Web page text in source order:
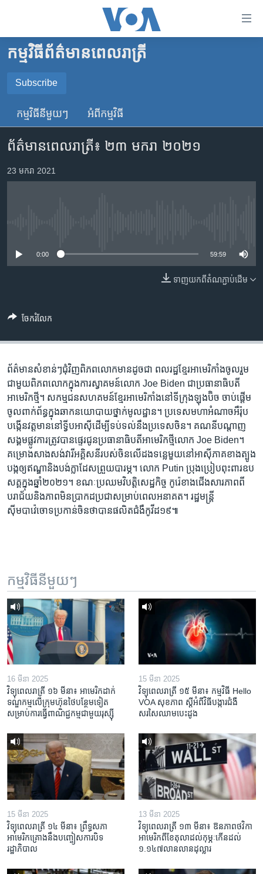
គេហទំព័រ​
ទាក់ទង
រំលង​
ទំព័រ​
ព័ត៌មាន​​
តែ​
ម្តង
រចនា
ចូល​
ទំព័រ​
ស្វែង​
កម្ពុជា
អន្តរជាតិ
ចិន
ហេឡូវីអូអេ
កម្ពុជាច្នៃប្រតិដ្ឋ
កម្មវិធីទាំងអស់
បណ្តាញ​សង្គម
ភាសា
កម្មវិធី​ព័ត៌មាន​ពេលរាត្រី
Subscribe
SUBSCRIBE
YouTube Music
កម្មវិធី​នីមួយៗ អំពី​កម្មវិធី​
ព័ត៌មានពេលរាត្រី៖ ២៣ មករា ២០២១
23 មករា 2021
0:00 59:59
ទាញ​យក​ពី​តំណភ្ជាប់​ដើម
ចែករំលែក
ព័ត៌មានសំខាន់ៗជុំវិញពិភពលោកមានដូចជា ពលរដ្ឋខ្មែរអាមេរិកាំងចូលរួម
ជាមួយពិភពលោកក្នុងការស្វាគមន៍លោក Joe Biden ជាប្រធានាធិបតី
អាមេរិកថ្មី។ សកម្មជនសហគមន៍ខ្មែរអាមេរិកាំងនៅទីក្រុងឡុងប៊ិច ចាប់ផ្តើម
ចូលពាក់ព័ន្ធក្នុងឆាកនយោបាយថ្នាក់មូលដ្ឋាន។ ប្រទេសមហាអំណាចអឺរ៉ុប
បង្កើនវត្តមាននៅទ្វីបអាស៊ីដើម្បីទប់ទល់នឹងប្រទេសចិន។ គណនីបណ្តាញ
សង្គមផ្លូវការត្រូវបានផ្ទេរជូនប្រធានាធិបតីអាមេរិកថ្មីលោក Joe Biden។
គម្រោងសាងសង់វារីអគ្គិសនីរបស់ចិនលើដងទន្លេមួយនៅអាស៊ីភាគខាងត្បូង
បង្កឲ្យឥណ្ឌានិងបង់ក្លាដែសព្រួយបារម្ភ។ លោក Putin ប្រុងប្រៀបពុះពារឧប
សគ្គក្នុងឆ្នាំ២០២១។ ខណៈប្រឈមវិបត្តិសេដ្ឋកិច្ច កូរ៉េខាងជើងសារភាពពី
បរាជ័យនិងភាពមិនប្រាកដប្រជាសម្រាប់ពេលអនាគត។ រដ្ឋមន្ត្រី
ស៊ីមបាវ៉េចោទប្រកាន់ចិនថាបានផលិតជំងឺកូវីដ១៩៕
កម្មវិធី​នីមួយៗ
16 មីនា 2025
វិទ្យុពេលរាត្រី ១៦ មីនា៖ អាមេរិក​ដាក់​
ទណ្ឌកម្ម​លើ​ក្រុមហ៊ុន​ថៃ​បន្ថែម​ទៀត​
សម្រាប់​ការ​ធ្វើ​ពាណិជ្ជកម្ម​ជាមួយ​រុស្ស៊ី
15 មីនា 2025
វិទ្យុពេលរាត្រី ១៥ មីនា៖ កម្មវិធី ​Hello
VOA សុខភាព ស្ដី​អំពី​វិធី​បង្ការ​ជំងឺ​
សរសៃ​ឈាម​បេះដូង
15 មីនា 2025
វិទ្យុពេលរាត្រី ១៤ មីនា៖ ព្រឹទ្ធសភា
អាមេរិកគ្រោងនឹងបញ្ចៀសការបិទ
រដ្ឋាភិបាល
13 មីនា 2025
វិទ្យុពេលរាត្រី ១៣ មីនា៖ ឱនភាព​ថវិកា​
អាមេរិក​ពី​ខែ​តុលា​ដល់​កុម្ភៈ​កើន​ដល់​
១.១៤៧​លានលាន​ដុល្លារ